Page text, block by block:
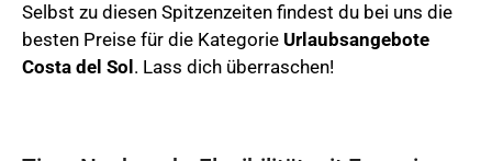
Selbst zu diesen Spitzenzeiten findest du bei uns die
besten Preise für die Kategorie Urlaubsangebote
Costa del Sol . Lass dich überraschen!